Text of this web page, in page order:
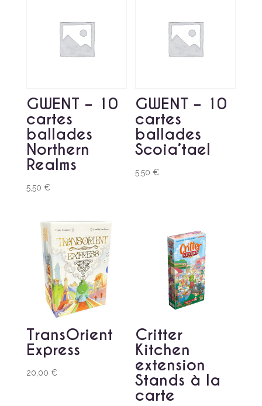
GWENT – 10
cartes
ballades
Northern
Realms
5,50 €
GWENT – 10
cartes
ballades
Scoia’tael
5,50€
TransOrient
Express
20,00 €
Critter
Kitchen
extension
Stands à la
carte